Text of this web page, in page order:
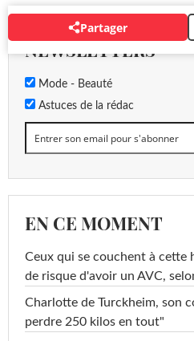
Partager
NEWSLETTERS
Mode - Beauté
Astuces de la rédac
EN CE MOMENT
Ceux qui se couchent à cette
de risque d'avoir un AVC,
Charlotte de Turckheim, son
perdre 250 kilos en tout"